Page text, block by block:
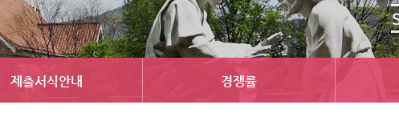
제출서식안내 경쟁률